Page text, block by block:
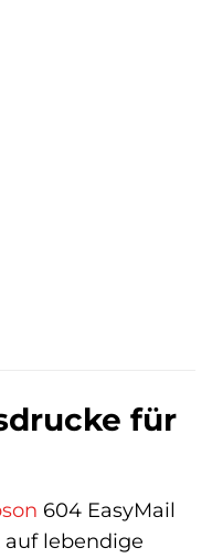
für
604 EasyMail
lebendige